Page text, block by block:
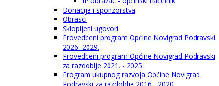
Donacije i sponzorstva
Obrasci
Sklopljeni ugovori
Provedbeni program Općine Novigrad Podravski
2026.-2029.
Provedbeni program Općine Novigrad Podravski
za razdoblje 2021. - 2025.
Program ukupnog razvoja Općine Novigrad
Podravski za razdoblje 2016 - 2020.